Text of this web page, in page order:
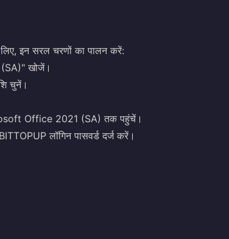
इन सरल चरणों का पालन करें:
खोजें।
चुनें।
Office 2021 (SA) तक पहुंचें।
लॉगिन पासवर्ड दर्ज करें।